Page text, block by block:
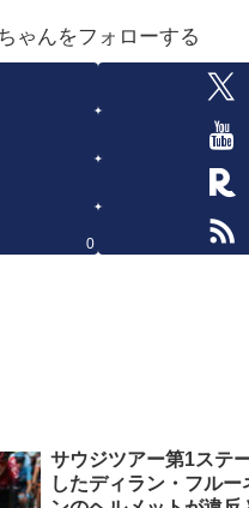
ゃんをフォローする
0
サウジツアー第1ステ
したディラン・フルー